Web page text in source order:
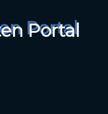
Portal